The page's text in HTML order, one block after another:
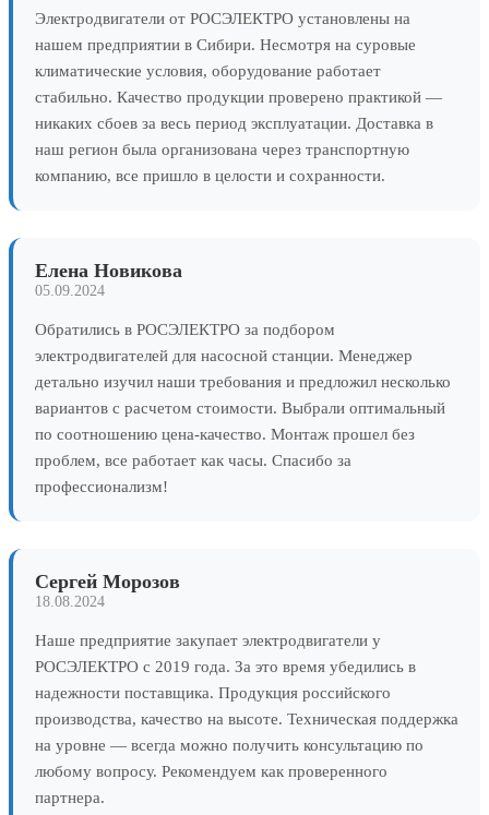
Электродвигатели от РОСЭЛЕКТРО установлены на
нашем предприятии в Сибири. Несмотря на суровые
климатические условия, оборудование работает
стабильно. Качество продукции проверено практикой —
никаких сбоев за весь период эксплуатации. Доставка в
наш регион была организована через транспортную
компанию, все пришло в целости и сохранности.
Елена Новикова
05.09.2024
Обратились в РОСЭЛЕКТРО за подбором
электродвигателей для насосной станции. Менеджер
детально изучил наши требования и предложил несколько
вариантов с расчетом стоимости. Выбрали оптимальный
по соотношению цена-качество. Монтаж прошел без
проблем, все работает как часы. Спасибо за
профессионализм!
Сергей Морозов
18.08.2024
Наше предприятие закупает электродвигатели у
РОСЭЛЕКТРО с 2019 года. За это время убедились в
надежности поставщика. Продукция российского
производства, качество на высоте. Техническая поддержка
на уровне — всегда можно получить консультацию по
любому вопросу. Рекомендуем как проверенного
партнера.